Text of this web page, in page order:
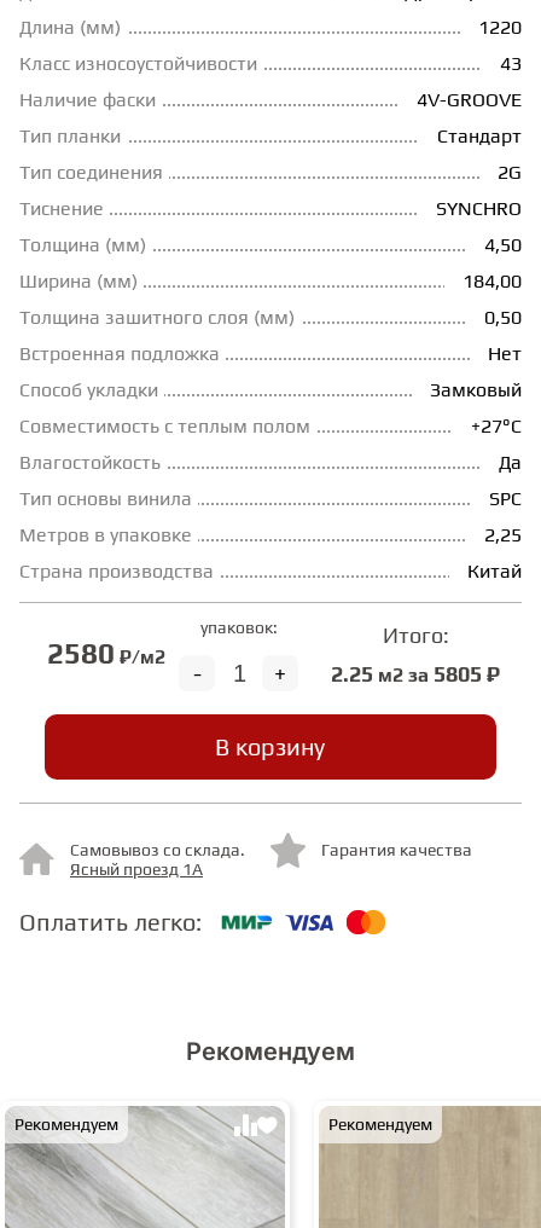
КЛЕЙ
НАЛИВНОЙ ПОЛ
ТЕРМОПАРКЕТ
ЭКОМАССИВ
МАССИВНАЯ ДОСКА
ИНЖЕНЕРНЫЙ МОДУЛЬ
СТУПЕНИ
ЛАМИНАТ MSPC
Длина (мм)
1220
Класс износоустойчивости
43
Наличие фаски
4V-GROOVE
Тип планки
Стандарт
Тип соединения
2G
Тиснение
SYNСHRO
Толщина (мм)
4,50
Ширина (мм)
184,00
Толщина зашитного слоя (мм)
0,50
Встроенная подложка
Нет
Способ укладки
Замковый
Совместимость с теплым полом
+27°С
Влагостойкость
Да
Тип основы винила
SPC
Метров в упаковке
2,25
Страна производства
Китай
2580 ₽/м2
упаковок:
+
-
Итого:
2.25 м2 за 5805 ₽
В корзину
Самовывоз со склада.
Ясный проезд 1А
Гарантия качества
Оплатить легко:
Рекомендуем
Рекомендуем Рекомендуем